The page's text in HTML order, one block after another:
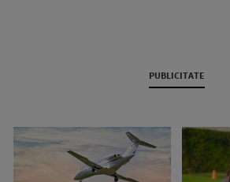
PUBLICITATE